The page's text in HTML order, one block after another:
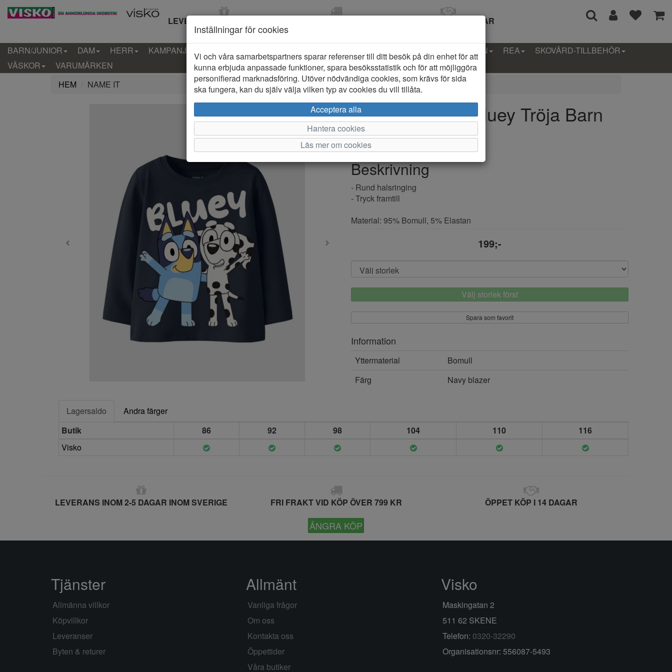
LEVERANS INOM 2-5 DAGAR ÖPPET KÖP I 14 DAGAR
BARN/JUNIOR DAM HERR KAMPANJ KLÄDER-BARN PROVKOLLEKTION REA
SKOVÅRD-TILLBEHÖR
VÄSKOR
VARUMÄRKEN
HEM
NAME IT
Name it Jonas Bluey Tröja Barn
Varumärke: Name it
Artikelnummer: 2610005
Beskrivning
- Rund halsringing
- Tryck framtill
Material: 95% Bomull, 5% Elastan
199;-
Välj storlek först
Spara som favorit
Information
Yttermaterial
Bomull
Färg
Navy blazer
Lagersaldo
Andra färger
Butik
86 92 98 104 110
116
Visko
LEVERANS INOM 2-5 DAGAR INOM SVERIGE FRI FRAKT VID KÖP ÖVER 799 KR ÖPPET KÖP I 14 DAGAR
ÅNGRA KÖP
Inställningar för cookies
Vi och våra samarbetspartners sparar referenser till ditt besök på din enhet för att
kunna erbjuda anpassade funktioner, spara besöksstatistik och för att möjliggöra
personifierad marknadsföring. Utöver nödvändiga cookies, som krävs för sida
ska fungera, kan du själv välja vilken typ av cookies du vill tillåta.
Acceptera alla
Hantera cookies
Läs mer om cookies
Tjänster
Allmänna villkor
Köpvillkor
Leveranser
Byten & returer
Allmänt
Vanliga frågor
Om oss
Kontakta oss
Öppettider
Våra butiker
Visko
Maskingatan 2
511 62 SKENE
Telefon: 0320-32290
Organisationsnr: 556087-5493